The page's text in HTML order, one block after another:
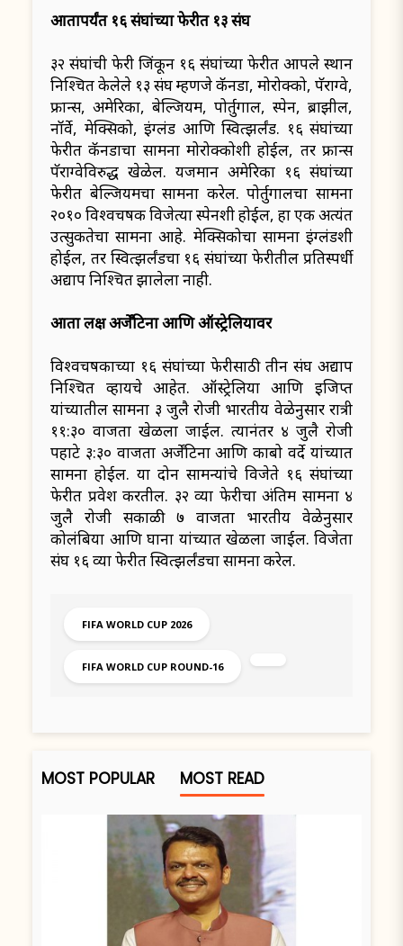
आतापर्यंत १६ संघांच्या फेरीत १३ संघ
३२ संघांची फेरी जिंकून १६ संघांच्या फेरीत आपले स्थान
निश्चित केलेले १३ संघ म्हणजे कॅनडा, मोरोक्को, पॅराग्वे,
फ्रान्स, अमेरिका, बेल्जियम, पोर्तुगाल, स्पेन, ब्राझील,
नॉर्वे, मेक्सिको, इंग्लंड आणि स्वित्झर्लंड. १६ संघांच्या
फेरीत कॅनडाचा सामना मोरोक्कोशी होईल, तर फ्रान्स
पॅराग्वेविरुद्ध खेळेल. यजमान अमेरिका १६ संघांच्या
फेरीत बेल्जियमचा सामना करेल. पोर्तुगालचा सामना
२०१० विश्वचषक विजेत्या स्पेनशी होईल, हा एक अत्यंत
उत्सुकतेचा सामना आहे. मेक्सिकोचा सामना इंग्लंडशी
होईल, तर स्वित्झर्लंडचा १६ संघांच्या फेरीतील प्रतिस्पर्धी
अद्याप निश्चित झालेला नाही.
आता लक्ष अर्जेंटिना आणि ऑस्ट्रेलियावर
विश्वचषकाच्या १६ संघांच्या फेरीसाठी तीन संघ अद्याप
निश्चित व्हायचे आहेत. ऑस्ट्रेलिया आणि इजिप्त
यांच्यातील सामना ३ जुलै रोजी भारतीय वेळेनुसार रात्री
११:३० वाजता खेळला जाईल. त्यानंतर ४ जुलै रोजी
पहाटे ३:३० वाजता अर्जेंटिना आणि काबो वर्दे यांच्यात
सामना होईल. या दोन सामन्यांचे विजेते १६ संघांच्या
फेरीत प्रवेश करतील. ३२ व्या फेरीचा अंतिम सामना ४
जुलै रोजी सकाळी ७ वाजता भारतीय वेळेनुसार
कोलंबिया आणि घाना यांच्यात खेळला जाईल. विजेता
संघ १६ व्या फेरीत स्वित्झर्लंडचा सामना करेल.
FIFA WORLD CUP 2026
FIFA WORLD CUP ROUND-16
MOST POPULAR MOST READ